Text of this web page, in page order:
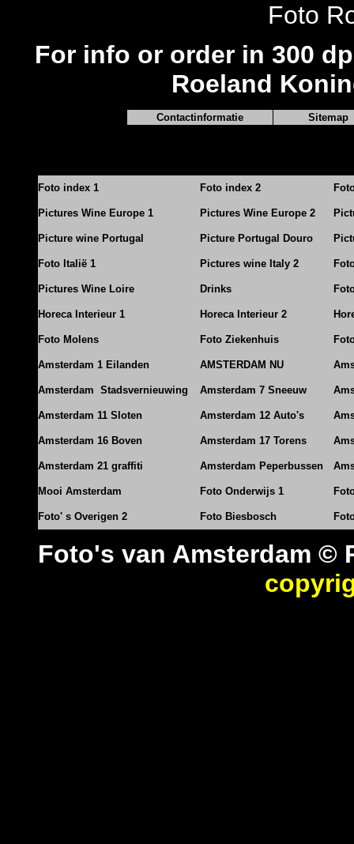
Foto
For info or order in 300
Roeland
Contactinformatie Sitemap
Foto index 1 Foto index 2
Pictures Wine Europe 1 Pictures Wine Europe 2
Picture wine Portugal Picture Portugal Douro
Foto Italië 1 Pictures wine Italy 2
Pictures Wine Loire Drinks
Horeca Interieur 1 Horeca Interieur 2
Foto Molens Foto Ziekenhuis
Amsterdam 1 Eilanden AMSTERDAM NU
Amsterdam Stadsvernieuwing Amsterdam 7 Sneeuw
Amsterdam 11 Sloten Amsterdam 12 Auto's
Amsterdam 16 Boven Amsterdam 17 Torens
Amsterdam 21 graffiti Amsterdam Peperbussen
Mooi Amsterdam Foto Onderwijs 1
Foto' s Overigen 2 Foto Biesbosch
Foto's van Amsterdam ©